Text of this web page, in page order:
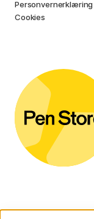
Personvernerklæring
Cookies